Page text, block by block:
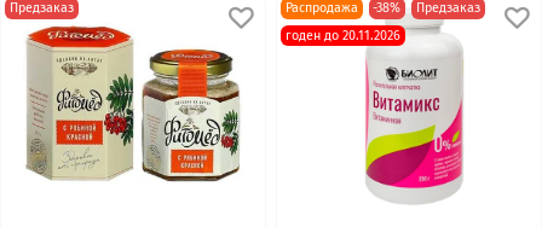
Предзаказ Распродажа -38%
Предзаказ
годен до 20.11.2026